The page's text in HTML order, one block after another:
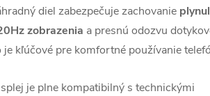
diel zabezpečuje zachovanie
zobrazenia a presnú odozvu
je kľúčové pre komfortné používanie
je plne kompatibilný s technickými